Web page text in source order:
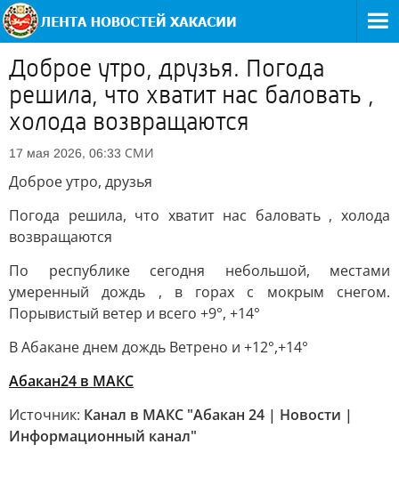
Доброе утро, друзья. Погода
решила, что хватит нас баловать ,
холода возвращаются
17 мая 2026, 06:33 СМИ
Доброе утро, друзья
Погода решила, что хватит нас баловать , холода
возвращаются
По республике сегодня небольшой, местами
умеренный дождь , в горах с мокрым снегом.
Порывистый ветер и всего +9°, +14°
В Абакане днем дождь Ветрено и +12°,+14°
Абакан24 в MAКС
Источник: Канал в МАКС "Абакан 24 | Новости |
Информационный канал"